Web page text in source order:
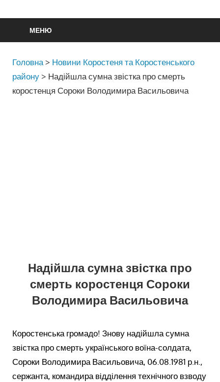
МЕНЮ
Головна > Новини Коростеня та Коростенського
району > Надійшла сумна звістка про смерть
коростенця Сороки Володимира Васильовича
Надійшла сумна звістка про
смерть коростенця Сороки
Володимира Васильовича
Коростенська громадо! Знову надійшла сумна
звістка про смерть українського воїна-солдата,
Сороки Володимира Васильовича, 06.08.1981 р.н.,
сержанта, командира відділення технічного взводу